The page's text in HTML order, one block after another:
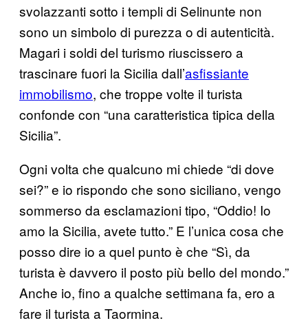
svolazzanti sotto i templi di Selinunte non
sono un simbolo di purezza o di autenticità.
Magari i soldi del turismo riuscissero a
trascinare fuori la Sicilia dall’asfissiante
immobilismo, che troppe volte il turista
confonde con “una caratteristica tipica della
Sicilia”.
Ogni volta che qualcuno mi chiede “di dove
sei?” e io rispondo che sono siciliano, vengo
sommerso da esclamazioni tipo, “Oddio! Io
amo la Sicilia, avete tutto.” E l’unica cosa che
posso dire io a quel punto è che “Sì, da
turista è davvero il posto più bello del mondo.”
Anche io, fino a qualche settimana fa, ero a
fare il turista a Taormina.